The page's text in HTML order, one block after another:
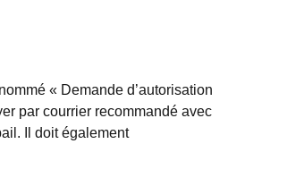
« Demande d’autorisation
par courrier recommandé avec
Il doit également